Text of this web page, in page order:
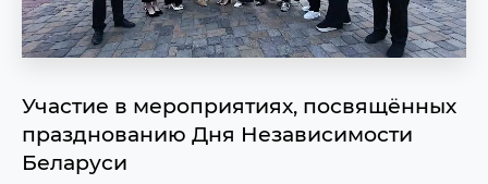
Участие в мероприятиях, посвящённых
празднованию Дня Независимости
Беларуси